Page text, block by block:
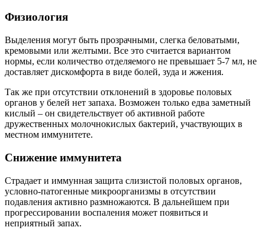
Физиология
Выделения могут быть прозрачными, слегка беловатыми,
кремовыми или желтыми. Все это считается вариантом
нормы, если количество отделяемого не превышает 5-7 мл, не
доставляет дискомфорта в виде болей, зуда и жжения.
Так же при отсутствии отклонений в здоровье половых
органов у белей нет запаха. Возможен только едва заметный
кислый – он свидетельствует об активной работе
дружественных молочнокислых бактерий, участвующих в
местном иммунитете.
Снижение иммунитета
Страдает и иммунная защита слизистой половых органов,
условно-патогенные микроорганизмы в отсутствии
подавления активно размножаются. В дальнейшем при
прогрессировании воспаления может появиться и
неприятный запах.